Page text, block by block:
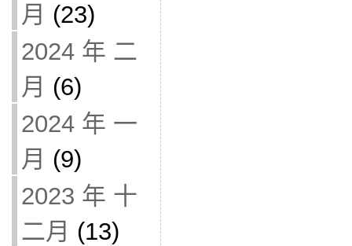
月 (23)
2024 年 二
月 (6)
2024 年 一
月 (9)
2023 年 十
二月 (13)